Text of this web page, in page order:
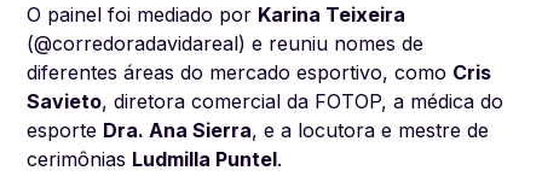
O painel foi mediado por Karina Teixeira
(@corredoradavidareal) e reuniu nomes de
diferentes áreas do mercado esportivo, como Cris
Savieto, diretora comercial da FOTOP, a médica do
esporte Dra. Ana Sierra, e a locutora e mestre de
cerimônias Ludmilla Puntel.